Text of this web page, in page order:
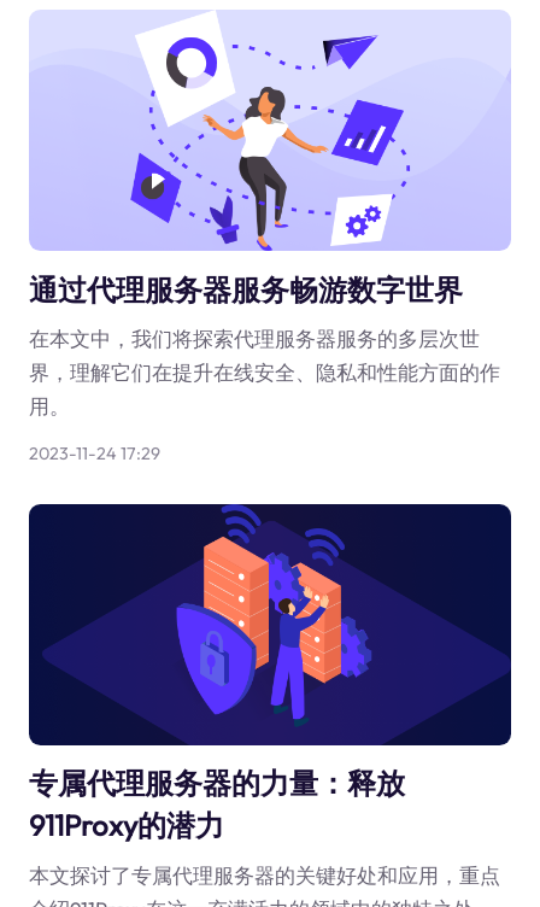
通过代理服务器服务畅游数字世界
在本文中，我们将探索代理服务器服务的多层次世
界，理解它们在提升在线安全、隐私和性能方面的作
用。
2023-11-24 17:29
专属代理服务器的力量：释放
911Proxy的潜力
本文探讨了专属代理服务器的关键好处和应用，重点